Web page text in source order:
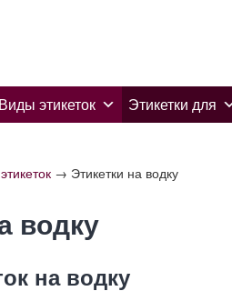
Виды этикеток Этикетки для
→ Этикетки на водку
водку
на водку